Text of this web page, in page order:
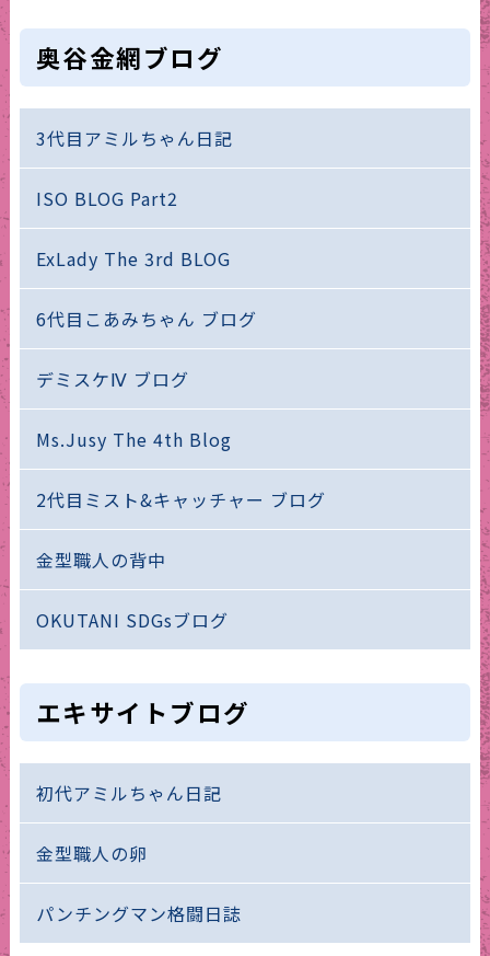
奥谷金網ブログ
3代目アミルちゃん日記
ISO BLOG Part2
ExLady The 3rd BLOG
6代目こあみちゃん ブログ
デミスケⅣ ブログ
Ms.Jusy The 4th Blog
2代目ミスト&キャッチャー ブログ
金型職人の背中
OKUTANI SDGsブログ
エキサイトブログ
初代アミルちゃん日記
金型職人の卵
パンチングマン格闘日誌